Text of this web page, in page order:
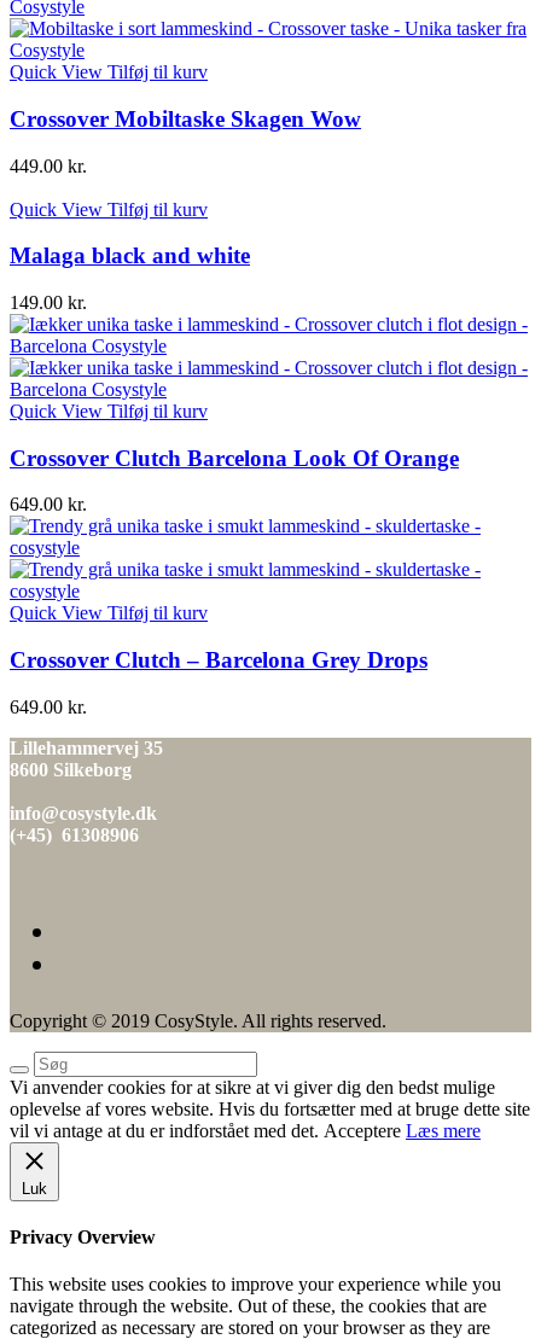
Quick View Tilføj til kurv
Crossover Mobiltaske Skagen Wow
449.00 kr.
Quick View Tilføj til kurv
Malaga black and white
149.00 kr.
Quick View Tilføj til kurv
Crossover Clutch Barcelona Look Of Orange
649.00 kr.
Quick View Tilføj til kurv
Crossover Clutch – Barcelona Grey Drops
649.00 kr.
Lillehammervej 35
8600 Silkeborg
info@cosystyle.dk
(+45) 61308906
Copyright © 2019 CosyStyle. All rights reserved.
Vi anvender cookies for at sikre at vi giver dig den bedst mulige
oplevelse af vores website. Hvis du fortsætter med at bruge dette site
vil vi antage at du er indforstået med det. Acceptere Læs mere
Luk
Privacy Overview
This website uses cookies to improve your experience while you
navigate through the website. Out of these, the cookies that are
categorized as necessary are stored on your browser as they are